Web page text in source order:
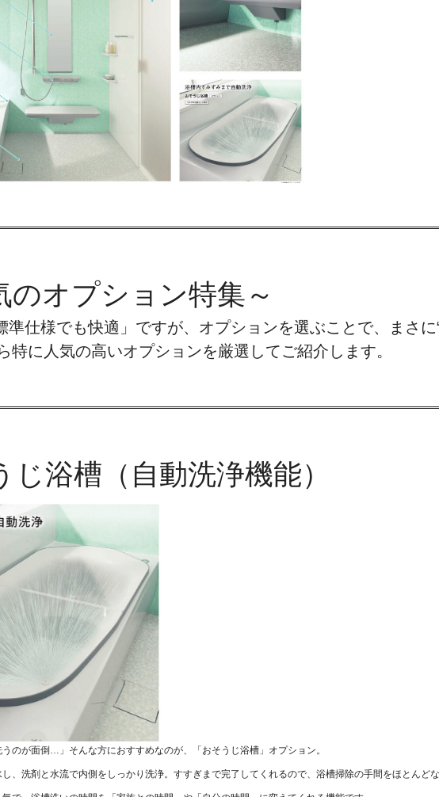
のオプション特集～
仕様でも快適」ですが、オプションを選ぶことで、まさに
特に人気の高いオプションを厳選してご紹介します。
浴槽（自動洗浄機能）
うのが面倒…」そんな方におすすめなのが、「おそうじ浴槽」オプション。
、洗剤と水流で内側をしっかり洗浄。すすぎまで完了してくれるので、浴槽掃除の手間をほとんどな